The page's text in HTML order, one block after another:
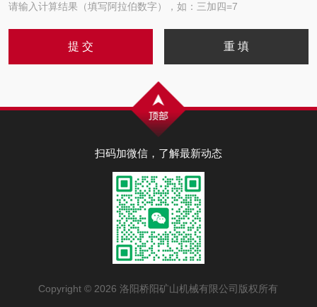
请输入计算结果（填写阿拉伯数字），如：三加四=7
扫码加微信，了解最新动态
Copyright © 2026 洛阳桥阳矿山机械有限公司版权所有